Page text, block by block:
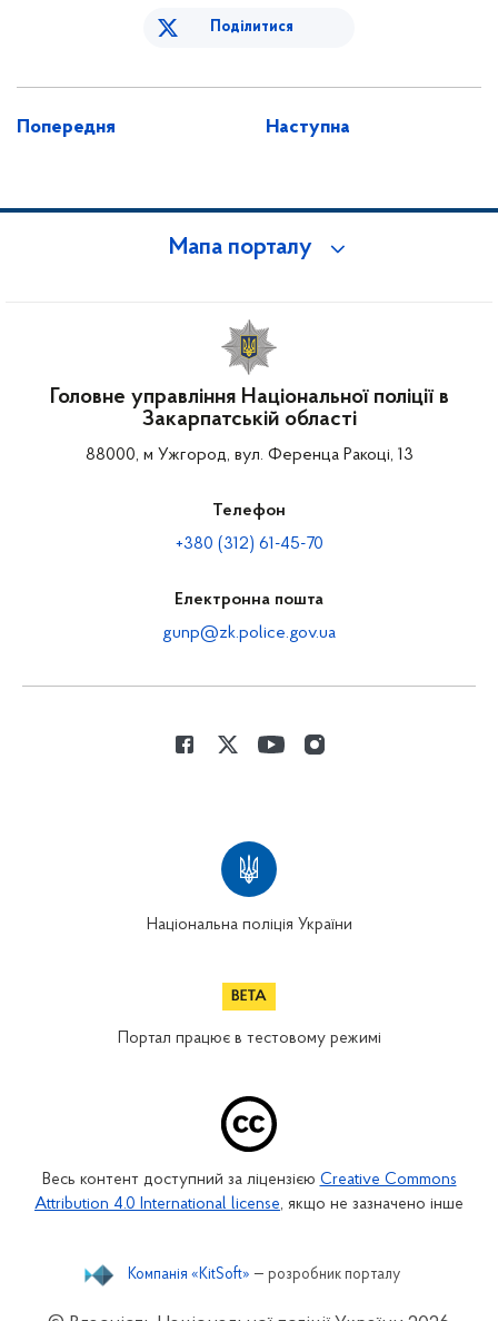
Поділитися
Попередня Наступна
Мапа порталу
Головне управління Національної поліції в
Закарпатській області
88000, м Ужгород, вул. Ференца Ракоці, 13
Телефон
+380 (312) 61-45-70
Електронна пошта
gunp@zk.police.gov.ua
Національна поліція України
Портал працює в тестовому режимі
Весь контент доступний за ліцензією Creative Commons
Attribution 4.0 International license, якщо не зазначено інше
Компанія «KitSoft» — розробник порталу